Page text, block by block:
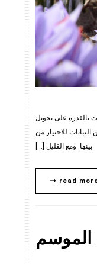
بالقدرة على تحويل
للاختيار من
بينها. ومع القليل […]
read
الموسم